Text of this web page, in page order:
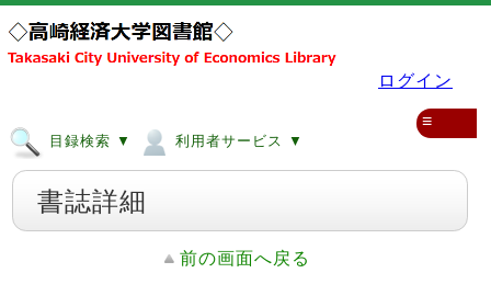
ログイン
目録検索 ▼ 利用者サービス ▼
≡
書誌詳細
前の画面へ戻る